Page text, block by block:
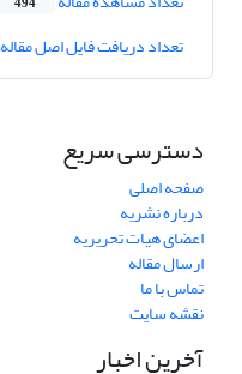
تعداد دریافت فایل اصل مقاله
دسترسی سریع
صفحه اصلی
درباره نشریه
اعضای هیات تحریریه
ارسال مقاله
تماس با ما
نقشه سایت
آخرین اخبار